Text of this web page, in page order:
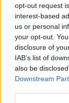
opt-out request
interest-based
us or personal
your opt-out.
disclosure of
IAB’s list of
also be
Downstream
május 16-án a
látogatott
igazságügy-
határozottan
integrációs
Szerződés, a
amikor a